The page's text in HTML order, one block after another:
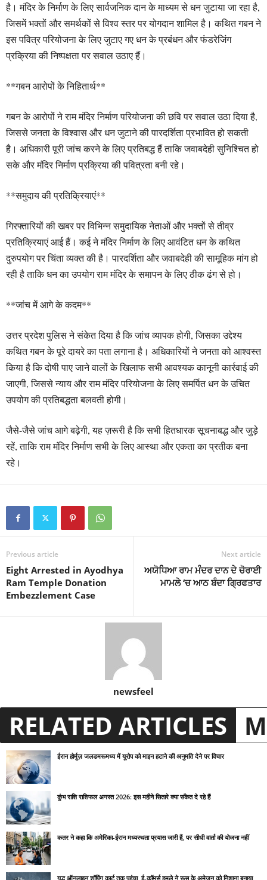
है। मंदिर के निर्माण के लिए सार्वजनिक दान के माध्यम से धन जुटाया जा रहा है,
जिसमें भक्तों और समर्थकों से विश्व स्तर पर योगदान शामिल है। कथित गबन ने
इस पवित्र परियोजना के लिए जुटाए गए धन के प्रबंधन और फंडरेजिंग
प्रक्रिया की निष्पक्षता पर सवाल उठाए हैं।
**गबन आरोपों के निहितार्थ**
गबन के आरोपों ने राम मंदिर निर्माण परियोजना की छवि पर सवाल उठा दिया है,
जिससे जनता के विश्वास और धन जुटाने की पारदर्शिता प्रभावित हो सकती
है। अधिकारी पूरी जांच करने के लिए प्रतिबद्ध हैं ताकि जवाबदेही सुनिश्चित हो
सके और मंदिर निर्माण प्रक्रिया की पवित्रता बनी रहे।
**समुदाय की प्रतिक्रियाएं**
गिरफ्तारियों की खबर पर विभिन्न समुदायिक नेताओं और भक्तों से तीव्र
प्रतिक्रियाएं आई हैं। कई ने मंदिर निर्माण के लिए आवंटित धन के कथित
दुरुपयोग पर चिंता व्यक्त की है। पारदर्शिता और जवाबदेही की सामूहिक मांग हो
रही है ताकि धन का उपयोग राम मंदिर के समापन के लिए ठीक ढंग से हो।
**जांच में आगे के कदम**
उत्तर प्रदेश पुलिस ने संकेत दिया है कि जांच व्यापक होगी, जिसका उद्देश्य
कथित गबन के पूरे दायरे का पता लगाना है। अधिकारियों ने जनता को आश्वस्त
किया है कि दोषी पाए जाने वालों के खिलाफ सभी आवश्यक कानूनी कार्रवाई की
जाएगी, जिससे न्याय और राम मंदिर परियोजना के लिए समर्पित धन के उचित
उपयोग की प्रतिबद्धता बलवती होगी।
जैसे-जैसे जांच आगे बढ़ेगी, यह ज़रूरी है कि सभी हितधारक सूचनाबद्ध और जुड़े
रहें, ताकि राम मंदिर निर्माण सभी के लिए आस्था और एकता का प्रतीक बना
रहे।
Previous article
Eight Arrested in Ayodhya
Ram Temple Donation
Embezzlement Case
Next article
ਅਯੋਧਿਆ ਰਾਮ ਮੰਦਰ ਦਾਨ ਦੇ ਚੋਰਾਈ
ਮਾਮਲੇ ‘ਚ ਆਠ ਬੰਦਾ ਗ੍ਰਿਫਤਾਰ
newsfeel
RELATED ARTICLES
ईरान होर्मुज़ जलडमरूमध्य में यूरोप को माइन हटाने की अनुमति देने पर विचार
कुंभ राशि राशिफल अगस्त 2026: इस महीने सितारे क्या संकेत दे रहे हैं
कतर ने कहा कि अमेरिका-ईरान मध्यस्थता प्रयास जारी हैं, पर सीधी वार्ता की योजना नहीं
युद्ध ऑनलाइन शॉपिंग कार्ट तक पहुंचा, ई-कॉमर्स हमले ने रूस के अमेज़न को निशाना बनाया